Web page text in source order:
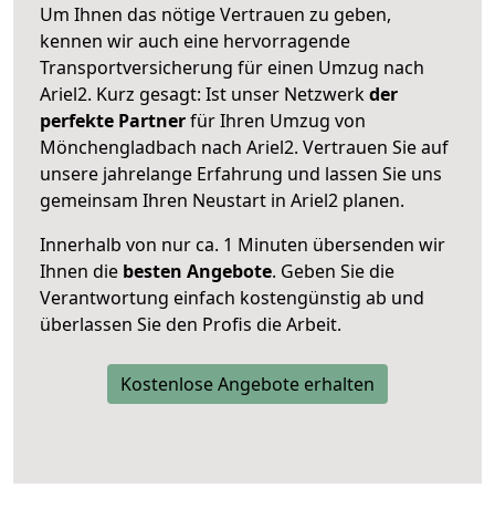
Um Ihnen das nötige Vertrauen zu geben,
kennen wir auch eine hervorragende
Transportversicherung für einen Umzug nach
Ariel2. Kurz gesagt: Ist unser Netzwerkder
perfekte Partnerfür Ihren Umzug von
Mönchengladbach nach Ariel2. Vertrauen Sie auf
unsere jahrelange Erfahrung und lassen Sie uns
gemeinsam Ihren Neustart in Ariel2 planen.
Innerhalb von nur ca. 1 Minuten übersenden wir
Ihnen die besten Angebote. Geben Sie die
Verantwortung einfach kostengünstig ab und
überlassen Sie den Profis die Arbeit.
Kostenlose Angebote erhalten